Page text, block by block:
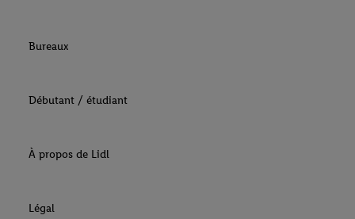
Bureaux
Débutant / étudiant
À propos de Lidl
Légal